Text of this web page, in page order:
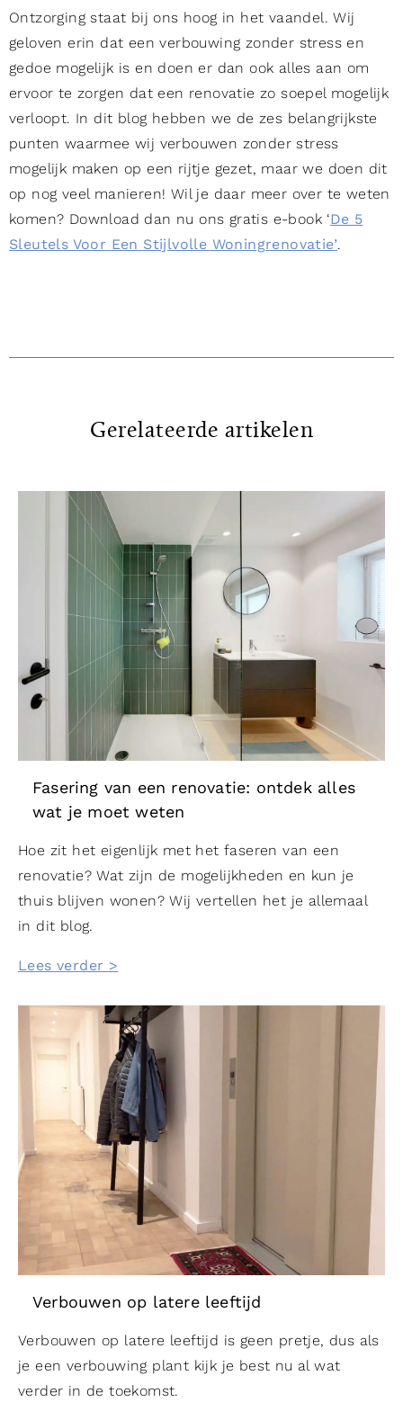
Ontzorging staat bij ons hoog in het vaandel. Wij
geloven erin dat een verbouwing zonder stress en
gedoe mogelijk is en doen er dan ook alles aan om
ervoor te zorgen dat een renovatie zo soepel mogelijk
verloopt. In dit blog hebben we de zes belangrijkste
punten waarmee wij verbouwen zonder stress
mogelijk maken op een rijtje gezet, maar we doen dit
op nog veel manieren! Wil je daar meer over te weten
komen? Download dan nu ons gratis e-book ‘De 5
Sleutels Voor Een Stijlvolle Woningrenovatie’.
Gerelateerde artikelen
Fasering van een renovatie: ontdek alles
wat je moet weten
Hoe zit het eigenlijk met het faseren van een
renovatie? Wat zijn de mogelijkheden en kun je
thuis blijven wonen? Wij vertellen het je allemaal
in dit blog.
Lees verder >
Verbouwen op latere leeftijd
Verbouwen op latere leeftijd is geen pretje, dus als
je een verbouwing plant kijk je best nu al wat
verder in de toekomst.